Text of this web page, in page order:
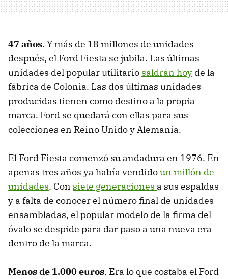
47 años. Y más de 18 millones de unidades
después, el Ford Fiesta se jubila. Las últimas
unidades del popular utilitario saldrán hoy de la
fábrica de Colonia. Las dos últimas unidades
producidas tienen como destino a la propia
marca. Ford se quedará con ellas para sus
colecciones en Reino Unido y Alemania.
El Ford Fiesta comenzó su andadura en 1976. En
apenas tres años ya había vendidoun millón de
unidades. Con siete generaciones a sus espaldas
y a falta de conocer el número final de unidades
ensambladas, el popular modelo de la firma del
óvalo se despide para dar paso a una nueva era
dentro de la marca.
Menos de 1.000 euros. Era lo que costaba el Ford